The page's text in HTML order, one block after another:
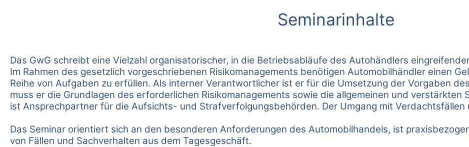
Seminarinhalte
Das GwG schreibt eine Vielzahl organisatorischer, in die Betriebsabläufe des Autohändlers
Im Rahmen des gesetzlich vorgeschriebenen Risikomanagements benötigen Automobilhändler einen
Reihe von Aufgaben zu erfüllen. Als interner Verantwortlicher ist er für die Umsetzung der Vorgaben
muss er die Grundlagen des erforderlichen Risikomanagements sowie die allgemeinen und
ist Ansprechpartner für die Aufsichts- und Strafverfolgungsbehörden. Der Umgang mit
Das Seminar orientiert sich an den besonderen Anforderungen des Automobilhandels, ist
von Fällen und Sachverhalten aus dem Tagesgeschäft.